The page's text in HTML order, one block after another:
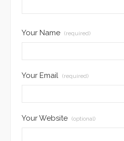
Your Name (required)
Your Email (required)
Your Website (optional)